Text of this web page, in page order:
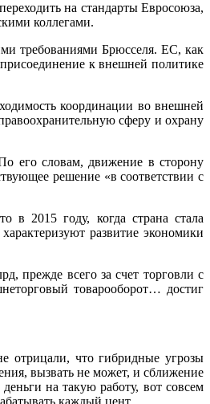
на стандарты Евросоюза,
коллегами.
требованиями Брюсселя. ЕС, как
к внешней политике
координации во внешней
сферу и охрану
его словам, движение в сторону
решение «в соответствии с
2015 году, когда страна стала
развитие экономики
прежде всего за счет торговли с
товарооборот… достиг
отрицали, что гибридные угрозы
вызвать не может, и сближение
на такую работу, вот совсем